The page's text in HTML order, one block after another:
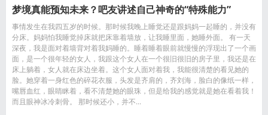
梦境真能预知未来？吧友讲述自己神奇的“特殊能力”
事情发生在我四五岁的时候。那时候我晚上睡觉还是跟妈妈一起睡的，并没有
分床。妈妈怕我睡觉掉床就把床靠着墙放，让我睡里面，她睡外面。 有一天
深夜，我是面对着墙背对着我妈睡的。睡着睡着眼前就慢慢的浮现出了一个画
面，是一个很年轻的女人，我跟这个女人在一个很旧很旧的房子里，我还是在
床上躺着，女人就在床边坐着。这个女人面对着我，我能很清楚的看见她的
脸。她穿着一身红色的碎花衣服，头发是齐肩的，齐刘海，脸白的像纸一样，
嘴唇血红，眼睛眯着，看不清楚她的眼珠，但是给我的感觉就是她在看着我！
而且眼神冰冷刺骨。 那时候还小，并不...